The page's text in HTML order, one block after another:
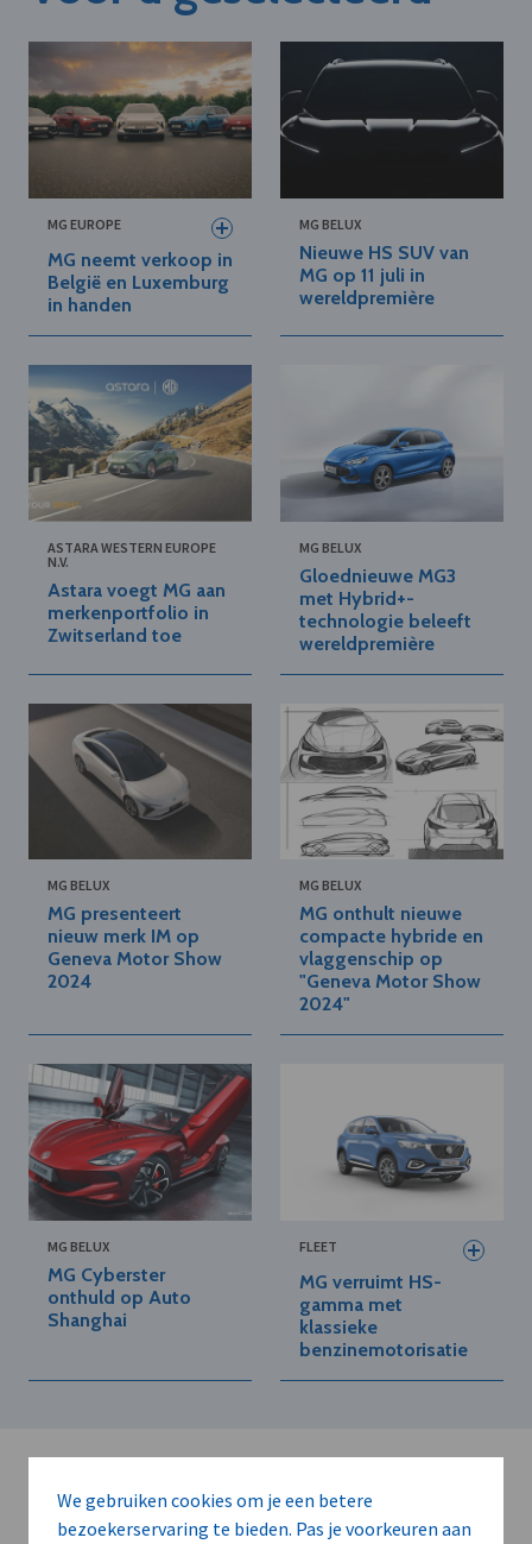
We gebruiken cookies om je een betere
bezoekerservaring te bieden. Pas je voorkeuren aan
MG EUROPE
MG neemt verkoop in
België en Luxemburg
in handen
MG BELUX
Nieuwe HS SUV van
MG op 11 juli in
wereldpremière
ASTARA WESTERN EUROPE
N.V.
Astara voegt MG aan
merkenportfolio in
Zwitserland toe
MG BELUX
Gloednieuwe MG3
met Hybrid+-
technologie beleeft
wereldpremière
MG BELUX
MG presenteert
nieuw merk IM op
Geneva Motor Show
2024
MG BELUX
MG onthult nieuwe
compacte hybride en
vlaggenschip op
"Geneva Motor Show
2024"
MG BELUX
MG Cyberster
onthuld op Auto
Shanghai
FLEET
MG verruimt HS-
gamma met
klassieke
benzinemotorisatie